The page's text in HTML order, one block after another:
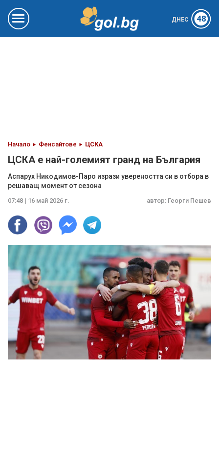
ДНЕС 48
Начало Фенсайтове ЦСКА
ЦСКА е най-големият гранд на България
Аспарух Никодимов-Паро изрази увереността си в отбора в
решаващ момент от сезона
07:48 | 16 май 2026 г. автор: Георги Пешев